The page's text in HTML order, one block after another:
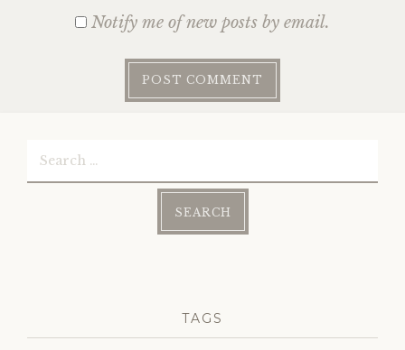
Notify me of new posts by email.
TAGS